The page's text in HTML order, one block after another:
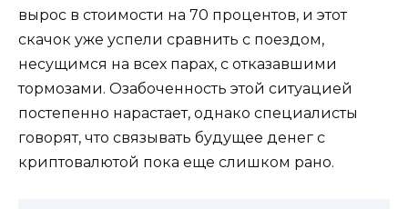
вырос в стоимости на 70 процентов, и этот
скачок уже успели сравнить с поездом,
несущимся на всех парах, с отказавшими
тормозами. Озабоченность этой ситуацией
постепенно нарастает, однако специалисты
говорят, что связывать будущее денег с
криптовалютой пока еще слишком рано.